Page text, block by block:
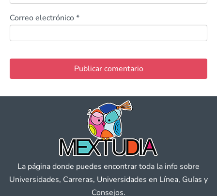
Correo electrónico *
La página donde puedes encontrar toda la info sobre
Universidades, Carreras, Universidades en Línea, Guías y
Consejos.